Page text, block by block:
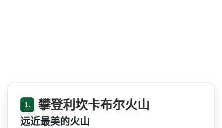
1. 攀登利坎卡布尔火山
远近最美的火山